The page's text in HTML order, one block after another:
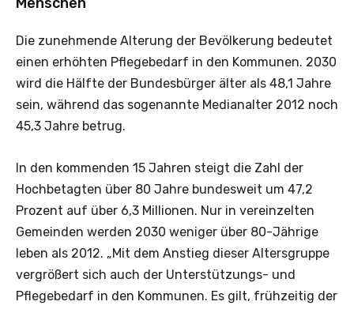
Die zunehmende Alterung der Bevölkerung bedeutet
einen erhöhten Pflegebedarf in den Kommunen. 2030
wird die Hälfte der Bundesbürger älter als 48,1 Jahre
sein, während das sogenannte Medianalter 2012 noch
45,3 Jahre betrug.
In den kommenden 15 Jahren steigt die Zahl der
Hochbetagten über 80 Jahre bundesweit um 47,2
Prozent auf über 6,3 Millionen. Nur in vereinzelten
Gemeinden werden 2030 weniger über 80-Jährige
leben als 2012. „Mit dem Anstieg dieser Altersgruppe
vergrößert sich auch der Unterstützungs- und
Pflegebedarf in den Kommunen. Es gilt, frühzeitig der